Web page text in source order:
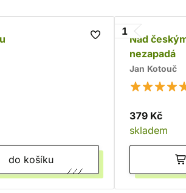
do košíku
1
Nad
nezapadá
Jan Kotouč
379 Kč
skladem